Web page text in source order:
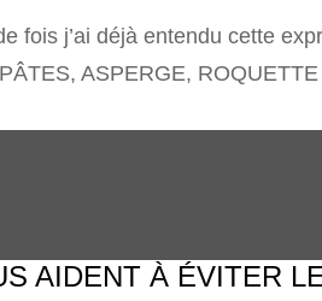
fois j’ai déjà entendu cette
ASPERGE,
AIDENT À ÉVITER